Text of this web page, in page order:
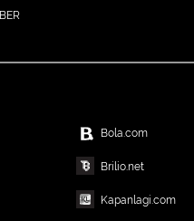
Bola.com
Brilio.net
Kapanlagi.com